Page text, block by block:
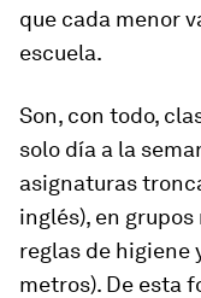
que cada menor
escuela.
Son, con todo,
solo día a la
asignaturas
inglés), en
reglas de higiene
metros). De esta